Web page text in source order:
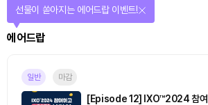
에어드랍
선물이 쏟아지는 에어드랍 이벤트!
일반 마감
[Episode 12] IXO™2024 참여